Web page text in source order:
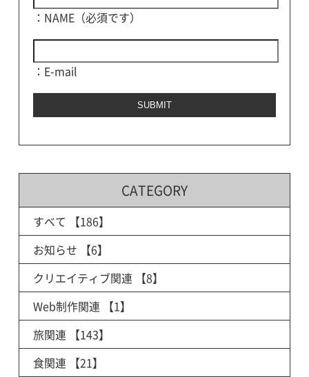
：NAME（必須です）
：E-mail
CATEGORY
すべて 【186】
お知らせ 【6】
クリエイティブ関連 【8】
Web制作関連 【1】
旅関連 【143】
食関連 【21】